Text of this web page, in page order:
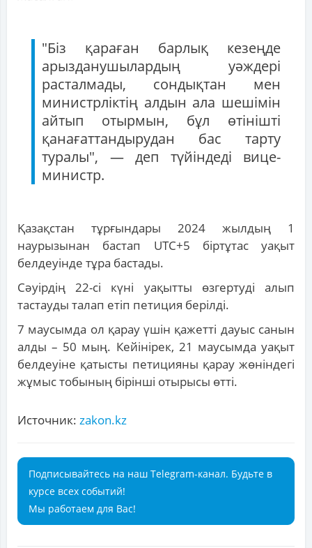
"Біз қараған барлық кезеңде
арызданушылардың уәждері
расталмады, сондықтан мен
министрліктің алдын ала шешімін
айтып отырмын, бұл өтінішті
қанағаттандырудан бас тарту
туралы", — деп түйіндеді вице-
министр.
Қазақстан тұрғындары 2024 жылдың 1
наурызынан бастап UTC+5 біртұтас уақыт
белдеуінде тұра бастады.
Сәуірдің 22-сі күні уақытты өзгертуді алып
тастауды талап етіп петиция берілді.
7 маусымда ол қарау үшін қажетті дауыс санын
алды – 50 мың. Кейінірек, 21 маусымда уақыт
белдеуіне қатысты петицияны қарау жөніндегі
жұмыс тобының бірінші отырысы өтті.
Источник: zakon.kz
Подписывайтесь на наш Telegram-канал. Будьте в
курсе всех событий!
Мы работаем для Вас!